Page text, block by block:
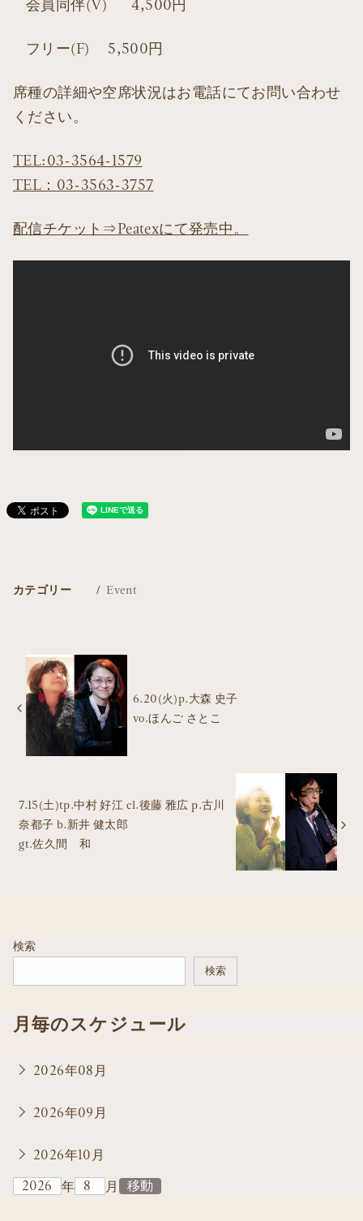
会員同伴(V) 4,500円
フリー(F) 5,500円
席種の詳細や空席状況はお電話にてお問い合わせ
ください。
TEL:03-3564-1579
TEL：03-3563-3757
配信チケット⇒Peatexにて発売中。
カテゴリー Event
6.20(火)p.大森 史子
vo.ほんご さとこ
7.15(土)tp.中村 好江 cl.後藤 雅広 p.古川
奈都子 b.新井 健太郎
gt.佐久間 和
検索
検索
月毎のスケジュール
2026年08月
2026年09月
2026年10月
年
月